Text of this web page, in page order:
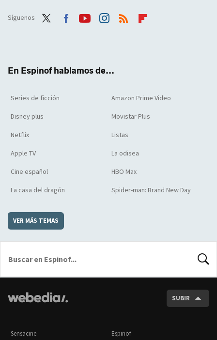
Síguenos
En Espinof hablamos de...
Series de ficción Amazon Prime Video
Disney plus Movistar Plus
Netflix Listas
Apple TV La odisea
Cine español HBO Max
La casa del dragón Spider-man: Brand New Day
VER MÁS TEMAS
SUBIR
Sensacine Espinof